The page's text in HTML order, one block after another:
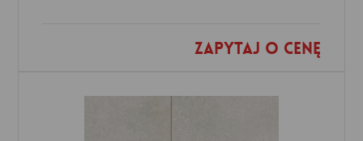
Zapytaj o cenę
Dodaj do ulubionych